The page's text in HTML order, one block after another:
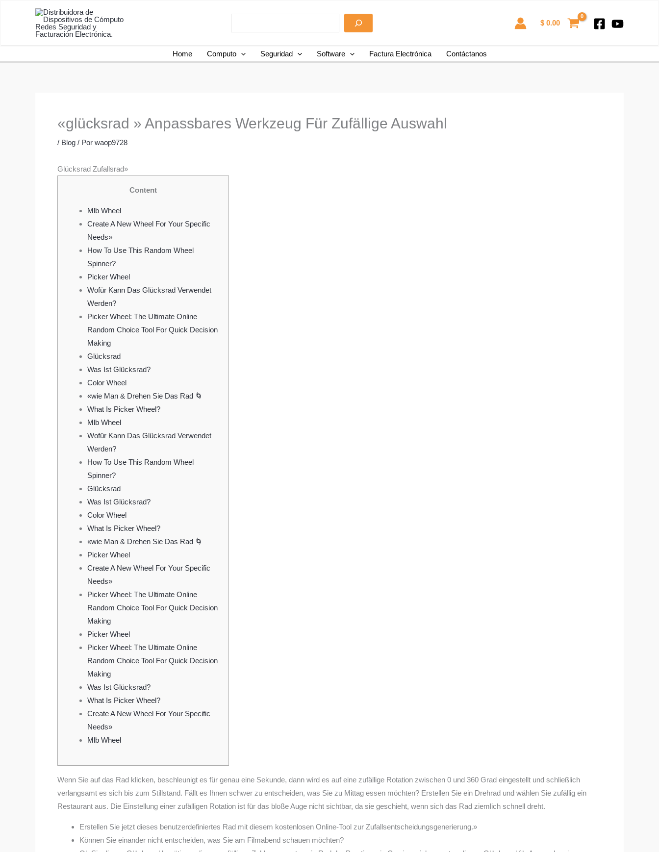
$0.00
Home Computo Seguridad Software Factura Electrónica Contáctanos
«glücksrad » Anpassbares Werkzeug Für Zufällige Auswahl
/ Blog / Por waop9728
Glücksrad Zufallsrad»
Content
Mlb Wheel
Create A New Wheel For Your Specific
Needs»
How To Use This Random Wheel
Spinner?
Picker Wheel
Wofür Kann Das Glücksrad Verwendet
Werden?
Picker Wheel: The Ultimate Online
Random Choice Tool For Quick Decision
Making
Glücksrad
Was Ist Glücksrad?
Color Wheel
«wie Man & Drehen Sie Das Rad 🌀
What Is Picker Wheel?
Mlb Wheel
Wofür Kann Das Glücksrad Verwendet
Werden?
How To Use This Random Wheel
Spinner?
Glücksrad
Was Ist Glücksrad?
Color Wheel
What Is Picker Wheel?
«wie Man & Drehen Sie Das Rad 🌀
Picker Wheel
Create A New Wheel For Your Specific
Needs»
Picker Wheel: The Ultimate Online
Random Choice Tool For Quick Decision
Making
Picker Wheel
Picker Wheel: The Ultimate Online
Random Choice Tool For Quick Decision
Making
Was Ist Glücksrad?
What Is Picker Wheel?
Create A New Wheel For Your Specific
Needs»
Mlb Wheel
Wenn Sie auf das Rad klicken, beschleunigt es für genau eine Sekunde, dann wird es auf eine zufällige Rotation zwischen 0 und 360 Grad eingestellt und schließlich
verlangsamt es sich bis zum Stillstand. Fällt es Ihnen schwer zu entscheiden, was Sie zu Mittag essen möchten? Erstellen Sie ein Drehrad und wählen Sie zufällig ein
Restaurant aus. Die Einstellung einer zufälligen Rotation ist für das bloße Auge nicht sichtbar, da sie geschieht, wenn sich das Rad ziemlich schnell dreht.
Erstellen Sie jetzt dieses benutzerdefiniertes Rad mit diesem kostenlosen Online-Tool zur Zufallsentscheidungsgenerierung.»
Können Sie einander nicht entscheiden, was Sie am Filmabend schauen möchten?